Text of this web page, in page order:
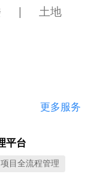
土地
更多服务
平台
项目全流程管理